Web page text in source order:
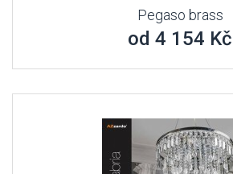
Pegaso brass
od 4 154 Kč